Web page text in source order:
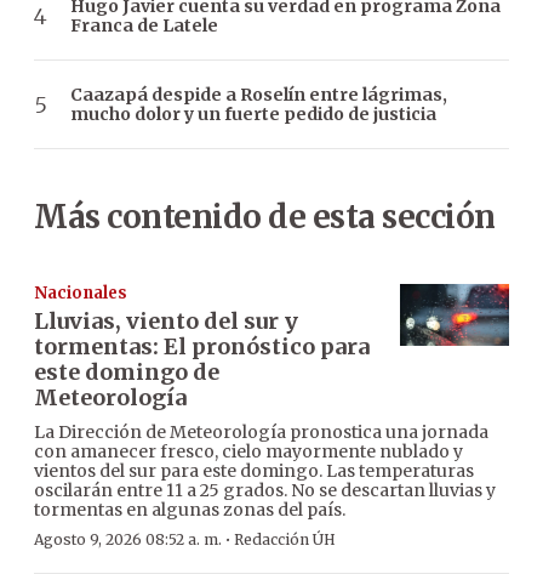
Hugo Javier cuenta su verdad en programa Zona
Franca de Latele
Caazapá despide a Roselín entre lágrimas,
mucho dolor y un fuerte pedido de justicia
Más contenido de esta sección
Nacionales
Lluvias, viento del sur y
tormentas: El pronóstico para
este domingo de
Meteorología
La Dirección de Meteorología pronostica una jornada
con amanecer fresco, cielo mayormente nublado y
vientos del sur para este domingo. Las temperaturas
oscilarán entre 11 a 25 grados. No se descartan lluvias y
tormentas en algunas zonas del país.
Agosto 9, 2026 08:52 a. m. · Redacción ÚH